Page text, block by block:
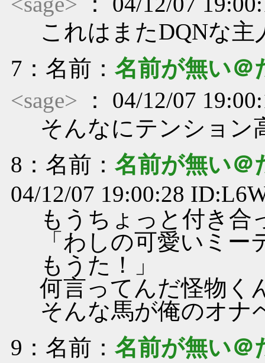
これはまたDQNな主
7 ：名前： 名前が無い＠
<sage>
： 04/12/07
そんなにテンション
8 ：名前： 名前が無い＠
04/12/07 19:00:28
もうちょっと付き合
「わしの可愛いミ
もうた！」
何言ってんだ怪物く
そんな馬が俺のオナ
9 ：名前： 名前が無い＠